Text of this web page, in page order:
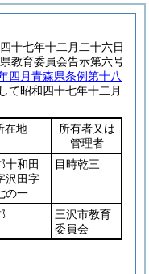
十七年十二月二十六日
教育委員会告示第六号
四月青森県条例第十八
て昭和四十七年十二月
在地
所有者又は
管理者
十和田
沢田字
の一
目時乾三
三沢市教育
委員会